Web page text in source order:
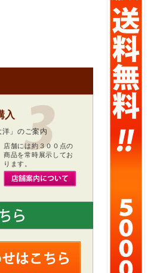
入
」のご案内
店舗には約３００点の
商品を常時展示してお
ります。